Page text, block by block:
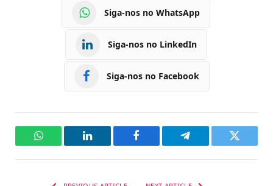
Siga-nos no WhatsApp
Siga-nos no LinkedIn
Siga-nos no Facebook
WhatsAppLinkedIn Facebook Telegram Twitter